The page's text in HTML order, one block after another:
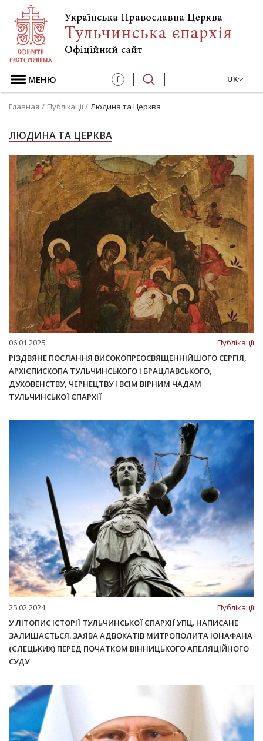
МЕНЮ f UK
Главная Публікації Людина та Церква
ЛЮДИНА ТА ЦЕРКВА
06.01.2025
Публікації
РІЗДВЯНЕ ПОСЛАННЯ ВИСОКОПРЕОСВЯЩЕННІЙШОГО СЕРГІЯ,
АРХІЄПИСКОПА ТУЛЬЧИНСЬКОГО І БРАЦЛАВСЬКОГО,
ДУХОВЕНСТВУ, ЧЕРНЕЦТВУ І ВСІМ ВІРНИМ ЧАДАМ
ТУЛЬЧИНСЬКОЇ ЄПАРХІЇ
25.02.2024
Публікації
У ЛІТОПИС ІСТОРІЇ ТУЛЬЧИНСЬКОЇ ЄПАРХІЇ УПЦ. НАПИСАНЕ
ЗАЛИШАЄТЬСЯ. ЗАЯВА АДВОКАТІВ МИТРОПОЛИТА ІОНАФАНА
(ЄЛЕЦЬКИХ) ПЕРЕД ПОЧАТКОМ ВІННИЦЬКОГО АПЕЛЯЦІЙНОГО
СУДУ